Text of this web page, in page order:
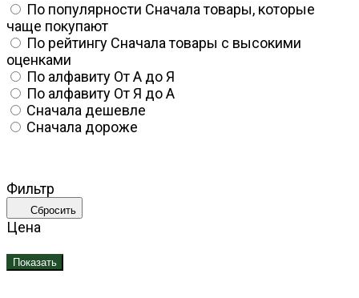
По популярности Сначала товары, которые
чаще покупают
По рейтингу Сначала товары с высокими
оценками
По алфавиту От А до Я
По алфавиту От Я до А
Сначала дешевле
Сначала дороже
Фильтр
Сбросить
Цена
Показать